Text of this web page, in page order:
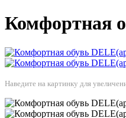
Комфортная
Наведите на картинку для